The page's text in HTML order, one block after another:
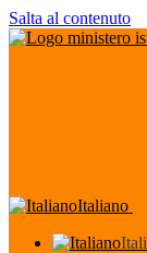
Salta al contenuto
Italiano